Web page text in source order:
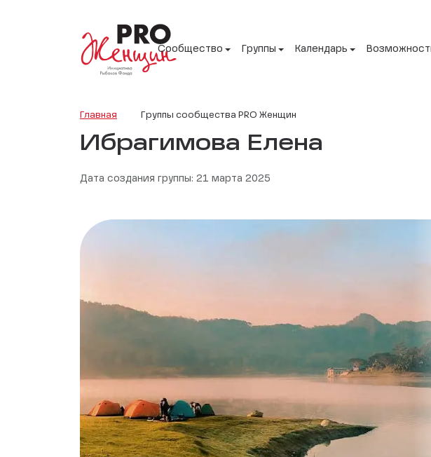
Сообщество Группы Календарь
Главная Группы сообщества PRO Женщин
Ибрагимова Елена
Дата создания группы: 21 марта 2025